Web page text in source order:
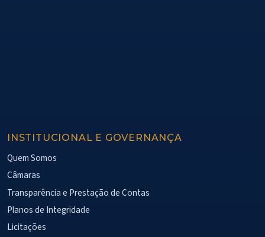
INSTITUCIONAL E GOVERNANÇA
Quem Somos
Câmaras
Transparência e Prestação de Contas
Planos de Integridade
Licitações